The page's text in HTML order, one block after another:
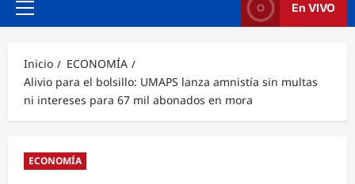
Menú
En VIVO
Inicio
ECONOMÍA
Alivio para el bolsillo: UMAPS lanza amnistía sin multas
ni intereses para 67 mil abonados en mora
ECONOMÍA